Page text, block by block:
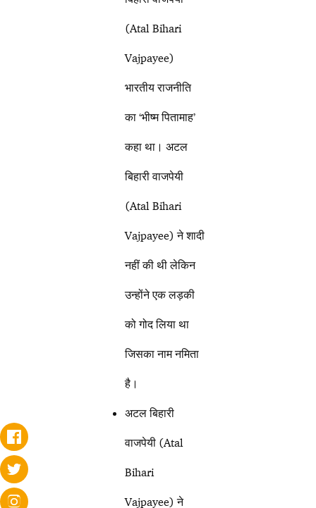
(Atal Bihari
Vajpayee)
भारतीय राजनीति
का ‘भीष्म पितामाह’
कहा था। अटल
बिहारी वाजपेयी
(Atal Bihari
Vajpayee) ने शादी
नहीं की थी लेकिन
उन्होंने एक लड़की
को गोद लिया था
जिसका नाम नमिता
है।
अटल बिहारी
वाजपेयी (Atal
Bihari
Vajpayee) ने